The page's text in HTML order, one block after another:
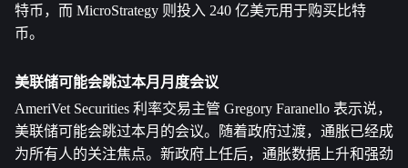
特币，而 MicroStrategy 则投入 240 亿美元用于购买比特
币。
美联储可能会跳过本月月度会议
AmeriVet Securities 利率交易主管 Gregory Faranello 表示说，
美联储可能会跳过本月的会议。随着政府过渡，通胀已经成
为所有人的关注焦点。新政府上任后，通胀数据上升和强劲